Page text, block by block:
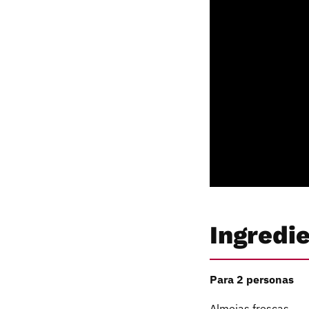
Para 2 personas